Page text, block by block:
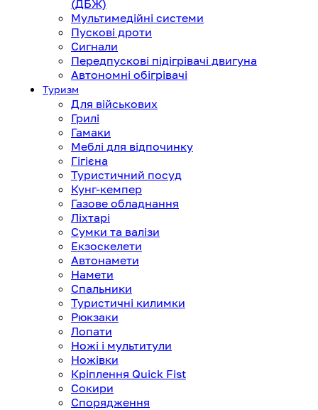
(ДБЖ)
Мультимедійні системи
Пускові дроти
Сигнали
Передпускові підігрівачі двигуна
Автономні обігрівачі
Туризм
Для військових
Грилі
Гамаки
Меблі для відпочинку
Гігієна
Туристичний посуд
Кунг-кемпер
Газове обладнання
Ліхтарі
Сумки та валізи
Екзоскелети
Автонамети
Намети
Спальники
Туристичні килимки
Рюкзаки
Лопати
Ножі і мультитули
Ножівки
Кріплення Quick Fist
Сокири
Спорядження